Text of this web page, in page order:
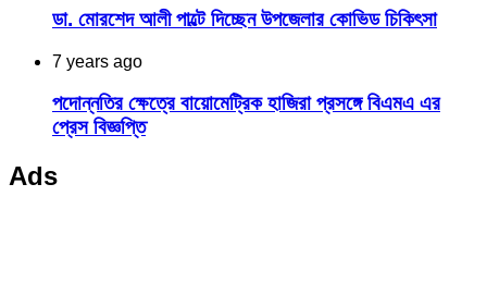
ডা. মোরশেদ আলী পাল্টে দিচ্ছেন উপজেলার কোভিড চিকিৎসা
7 years ago
পদোন্নতির ক্ষেত্রে বায়োমেট্রিক হাজিরা প্রসঙ্গে বিএমএ এর
প্রেস বিজ্ঞপ্তি
Ads